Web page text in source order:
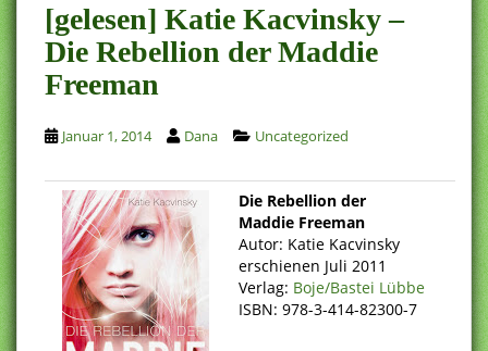
[gelesen] Katie Kacvinsky –
Die Rebellion der Maddie
Freeman
Januar 1, 2014 Dana Uncategorized
Die Rebellion der
Maddie Freeman
Autor: Katie Kacvinsky
erschienen Juli 2011
Verlag: Boje/Bastei Lübbe
ISBN: 978-3-414-82300-7